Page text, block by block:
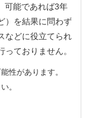
可能であれば3年
）を結果に問わず
などに役立てられ
ておりません。
性があります。
。